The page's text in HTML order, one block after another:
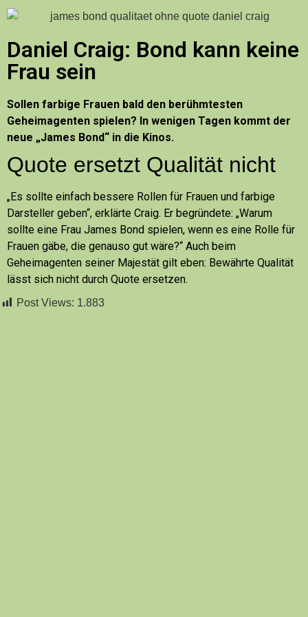
Daniel Craig: Bond kann keine
Frau sein
Sollen farbige Frauen bald den berühmtesten
Geheimagenten spielen? In wenigen Tagen kommt der
neue „James Bond“ in die Kinos.
Quote ersetzt Qualität nicht
„Es sollte einfach bessere Rollen für Frauen und farbige
Darsteller geben“, erklärte Craig. Er begründete: „Warum
sollte eine Frau James Bond spielen, wenn es eine Rolle für
Frauen gäbe, die genauso gut wäre?“ Auch beim
Geheimagenten seiner Majestät gilt eben: Bewährte Qualität
lässt sich nicht durch Quote ersetzen.
Post Views: 1.883